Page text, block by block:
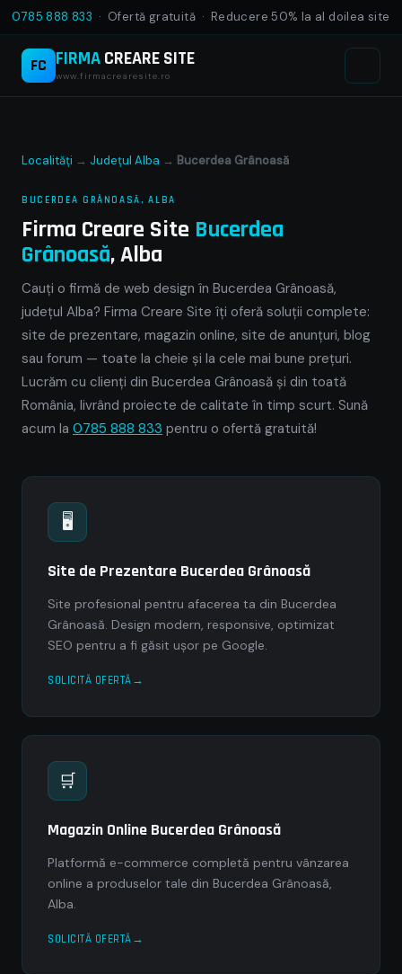
0785 888 833 · Ofertă gratuită · Reducere 50% la al doilea site
FC FIRMACREARE SITE
www.firmacrearesite.ro
Localități → Județul Alba → Bucerdea Grânoasă
BUCERDEA GRÂNOASĂ, ALBA
Firma Creare Site Bucerdea
Grânoasă, Alba
Cauți o firmă de web design în Bucerdea Grânoasă,
județul Alba? Firma Creare Site îți oferă soluții complete:
site de prezentare, magazin online, site de anunțuri, blog
sau forum — toate la cheie și la cele mai bune prețuri.
Lucrăm cu clienți din Bucerdea Grânoasă și din toată
România, livrând proiecte de calitate în timp scurt. Sună
acum la 0785 888 833 pentru o ofertă gratuită!
🖥
Site de Prezentare Bucerdea Grânoasă
Site profesional pentru afacerea ta din Bucerdea
Grânoasă. Design modern, responsive, optimizat
SEO pentru a fi găsit ușor pe Google.
SOLICITĂ OFERTĂ
🛒
Magazin Online Bucerdea Grânoasă
Platformă e-commerce completă pentru vânzarea
online a produselor tale din Bucerdea Grânoasă,
Alba.
SOLICITĂ OFERTĂ